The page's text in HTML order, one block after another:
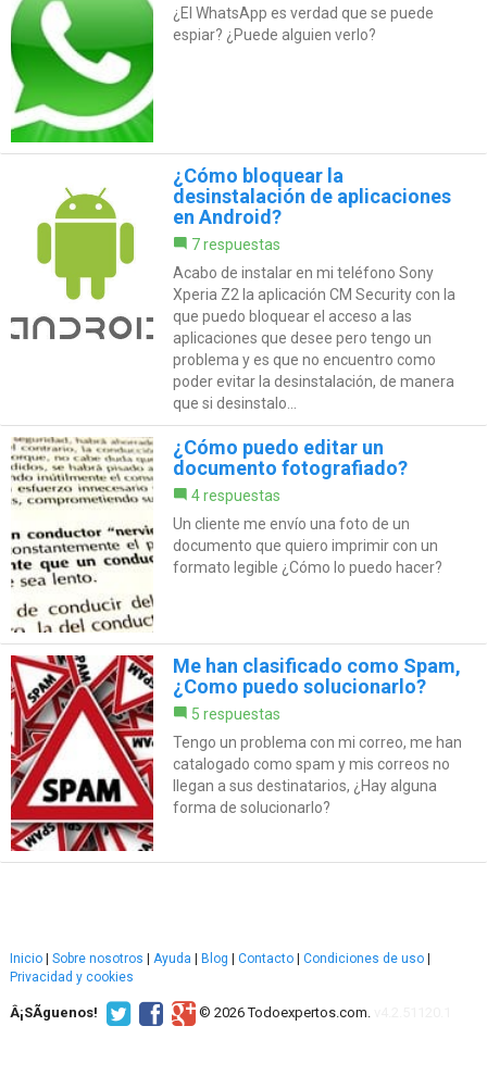
¿El WhatsApp es verdad que se puede
espiar? ¿Puede alguien verlo?
¿Cómo bloquear la
desinstalación de aplicaciones
en Android?
7 respuestas
Acabo de instalar en mi teléfono Sony
Xperia Z2 la aplicación CM Security con la
que puedo bloquear el acceso a las
aplicaciones que desee pero tengo un
problema y es que no encuentro como
poder evitar la desinstalación, de manera
que si desinstalo...
¿Cómo puedo editar un
documento fotografiado?
4 respuestas
Un cliente me envío una foto de un
documento que quiero imprimir con un
formato legible ¿Cómo lo puedo hacer?
Me han clasificado como Spam,
¿Como puedo solucionarlo?
5 respuestas
Tengo un problema con mi correo, me han
catalogado como spam y mis correos no
llegan a sus destinatarios, ¿Hay alguna
forma de solucionarlo?
Inicio | Sobre nosotros | Ayuda | Blog | Contacto | Condiciones de uso |
Privacidad y cookies
Â¡SÃ­guenos! © 2026 Todoexpertos.com.